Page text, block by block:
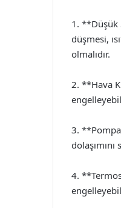
1. **Düşük
düşmesi,
olmalıdır.
2. **Hava
3. **Pompa
4.